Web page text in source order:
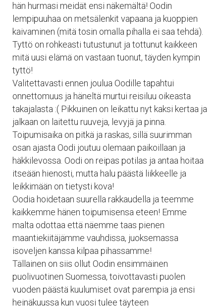
hän hurmasi meidät ensi näkemältä! Oodin
lempipuuhaa on metsälenkit vapaana ja kuoppien
kaivaminen (mitä tosin omalla pihalla ei saa tehdä).
Tyttö on rohkeasti tutustunut ja tottunut kaikkeen
mitä uusi elämä on vastaan tuonut, täyden kympin
tyttö!
Valitettavasti ennen joulua Oodille tapahtui
onnettomuus ja häneltä murtui reisiluu oikeasta
takajalasta :( Pikkuinen on leikattu nyt kaksi kertaa ja
jalkaan on laitettu ruuveja, levyjä ja pinna.
Toipumisaika on pitkä ja raskas, sillä suurimman
osan ajasta Oodi joutuu olemaan paikoillaan ja
häkkilevossa. Oodi on reipas potilas ja antaa hoitaa
itseään hienosti, mutta halu päästä liikkeelle ja
leikkimään on tietysti kova!
Oodia hoidetaan suurella rakkaudella ja teemme
kaikkemme hänen toipumisensa eteen! Emme
malta odottaa että näemme taas pienen
maantiekiitäjämme vauhdissa, juoksemassa
isoveljen kanssa kilpaa pihassamme!
Tällainen on siis ollut Oodin ensimmäinen
puolivuotinen Suomessa, toivottavasti puolen
vuoden päästä kuulumiset ovat parempia ja ensi
heinäkuussa kun vuosi tulee täyteen